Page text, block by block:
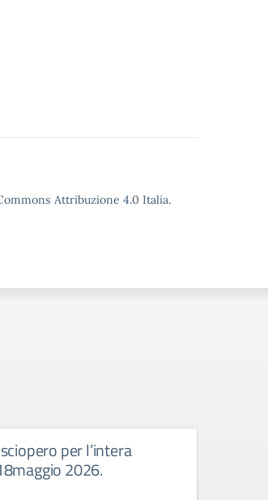
Attribuzione 4.0 Italia.
per l’intera
2026.